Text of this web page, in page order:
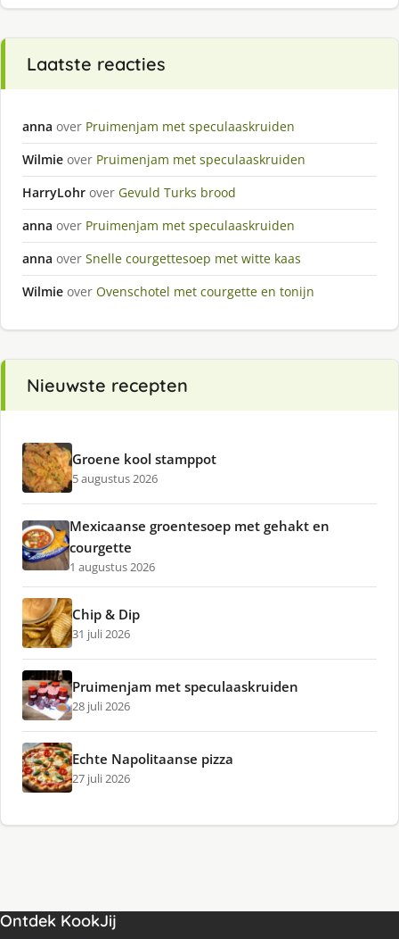
Laatste reacties
anna over Pruimenjam met speculaaskruiden
Wilmie over Pruimenjam met speculaaskruiden
HarryLohr over Gevuld Turks brood
anna over Pruimenjam met speculaaskruiden
anna over Snelle courgettesoep met witte kaas
Wilmie over Ovenschotel met courgette en tonijn
Nieuwste recepten
Groene kool stamppot
5 augustus 2026
Mexicaanse groentesoep met gehakt en
courgette
1 augustus 2026
Chip & Dip
31 juli 2026
Pruimenjam met speculaaskruiden
28 juli 2026
Echte Napolitaanse pizza
27 juli 2026
Ontdek KookJij